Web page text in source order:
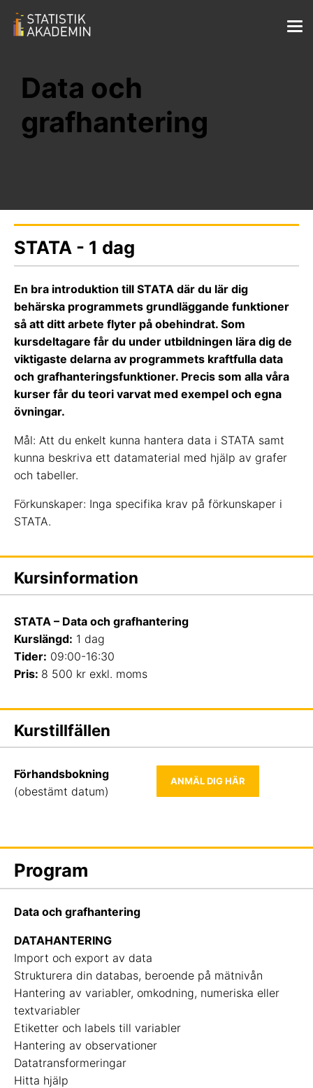
Data och
grafhantering
STATA - 1 dag
En bra introduktion till STATA där du lär dig
behärska programmets grundläggande funktioner
så att ditt arbete flyter på obehindrat. Som
kursdeltagare får du under utbildningen lära dig de
viktigaste delarna av programmets kraftfulla data
och grafhanteringsfunktioner. Precis som alla våra
kurser får du teori varvat med exempel och egna
övningar.
Mål: Att du enkelt kunna hantera data i STATA samt
kunna beskriva ett datamaterial med hjälp av grafer
och tabeller.
Förkunskaper: Inga specifika krav på förkunskaper i
STATA.
Kursinformation
STATA – Data och grafhantering
Kurslängd: 1 dag
Tider: 09:00-16:30
Pris: 8 500 kr exkl. moms
Kurstillfällen
Förhandsbokning
(obestämt datum)
ANMÄL DIG HÄR
Program
Data och grafhantering
DATAHANTERING
Import och export av data
Strukturera din databas, beroende på mätnivån
Hantering av variabler, omkodning, numeriska eller
textvariabler
Etiketter och labels till variabler
Hantering av observationer
Datatransformeringar
Hitta hjälp